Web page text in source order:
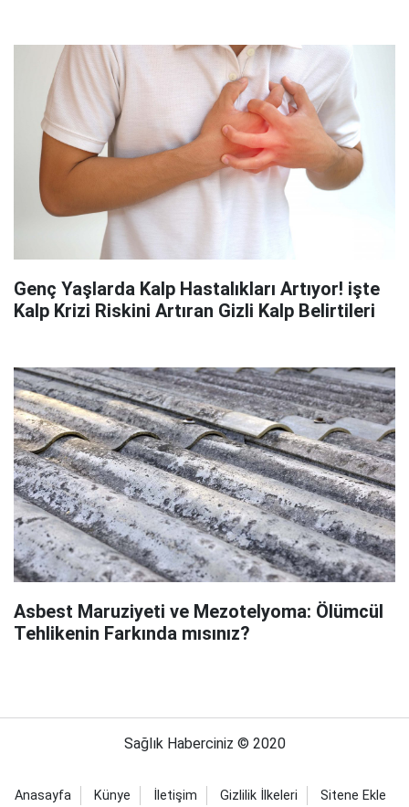
Genç Yaşlarda Kalp Hastalıkları Artıyor! işte
Kalp Krizi Riskini Artıran Gizli Kalp Belirtileri
Asbest Maruziyeti ve Mezotelyoma: Ölümcül
Tehlikenin Farkında mısınız?
Sağlık Haberciniz © 2020
Anasayfa Künye İletişim Gizlilik İlkeleri Sitene Ekle